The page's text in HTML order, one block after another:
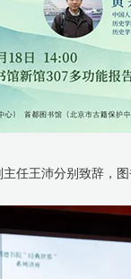
任王沛分别致辞，图